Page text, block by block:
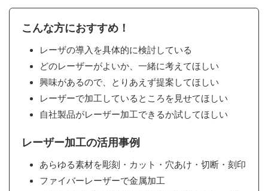
こんな方におすすめ！
レーザの導入を具体的に検討している
どのレーザーがよいか、一緒に考えてほしい
興味があるので、とりあえず提案してほしい
レーザーで加工しているところを見せてほしい
自社製品がレーザー加工できるか試してほしい
レーザー加工の活用事例
あらゆる素材を彫刻・カット・穴あけ・切断・刻印
ファイバーレーザーで金属加工